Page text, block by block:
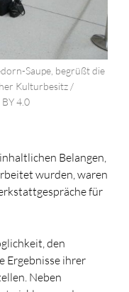
Saupe, begrüßt die
Kulturbesitz /
4.0
Belangen,
wurden, waren
für
den
Ergebnisse ihrer
Neben